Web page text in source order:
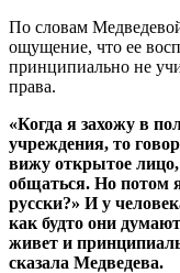
По словам
ощущение, что ее
принципиально не
права.
«Когда я захожу в
учреждения, то
вижу открытое
общаться. Но потом
русски?» И у
как будто они
живет и
сказала Медведева.